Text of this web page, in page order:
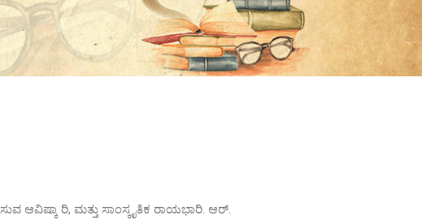
ಆವಿಷ್ಕಾ ರಿ, ಮತ್ತು ಸಾಂಸ್ಕೃತಿಕ ರಾಯಭಾರಿ. ಆರ್.